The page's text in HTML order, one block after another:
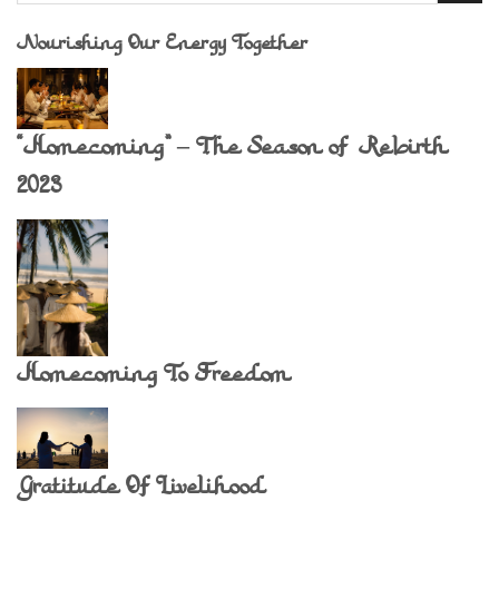
Nourishing Our Energy Together
“Homecoming” – The Season of Rebirth
2023
Homecoming To Freedom
Gratitude Of Livelihood